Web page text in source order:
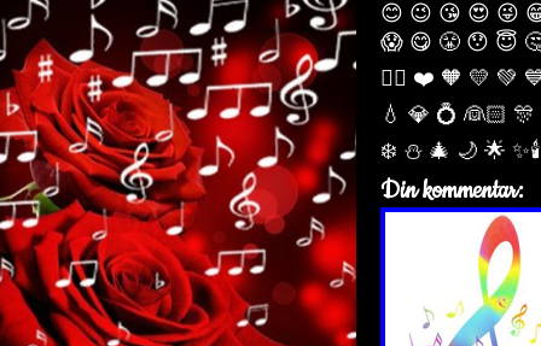
😊 😉 😘 😍 😜
😱 😋 😤 😯 😇
🏳️‍🌈 ❤️ 🧡 💛 💚
💧 💎 💍 👰🏻
❄️ ⛄ 🎄 🌙️ 🌟
Din kommentar: